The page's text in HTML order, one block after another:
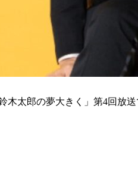
木太郎の夢大きく」第4回放